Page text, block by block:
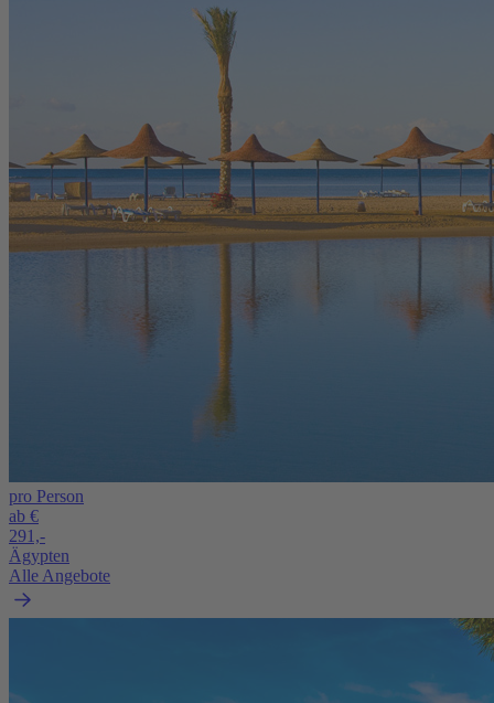
pro Person
ab €
291,-
Ägypten
Alle Angebote